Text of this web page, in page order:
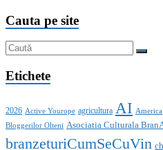
Cauta pe site
Etichete
2026 Active Yourope agricultura AI America
Bloggerilor Olteni Asociatia Culturala
branzeturiCumSeCuVin